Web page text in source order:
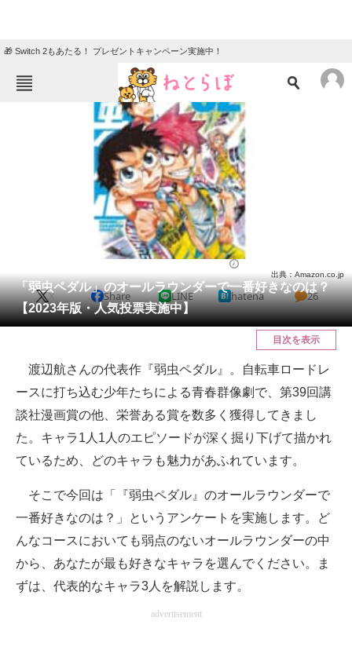
🎁 Switch 2もあたる！ プレゼントキャンペーン実施中！
ねとらぼメニュー
ニュース
クイズ
地域
教育・育児
リサーチ
会員記事
メディア
ITの今と未来を見通す
スマホと通信の最新トレンド
好きが集まる 比べて選べる
ビジネスと働き方のヒント
企業ITのトレンドを詳説
「弱虫ペダル」のオールラウンダーで一番好きなのは？
【2023年版・人気投票実施中】
出典：Amazon.co.jp
X Share LINE hatena 26
目次を表示
渡辺航さんの代表作『弱虫ペダル』。自転車ロードレ
ースに打ち込む少年たちによる青春群像劇で、第39回講
談社漫画賞の他、栄誉ある賞を数多く獲得してきまし
た。キャラ1人1人のエピソードが深く掘り下げて描かれ
ているため、どのキャラも魅力があふれています。
そこで今回は「『弱虫ペダル』のオールラウンダーで
一番好きなのは？」というアンケートを実施します。ど
んなコースにおいても弱点のないオールラウンダーの中
から、あなたが最も好きなキャラを選んでください。ま
ずは、代表的なキャラ3人を解説します。
advertisement